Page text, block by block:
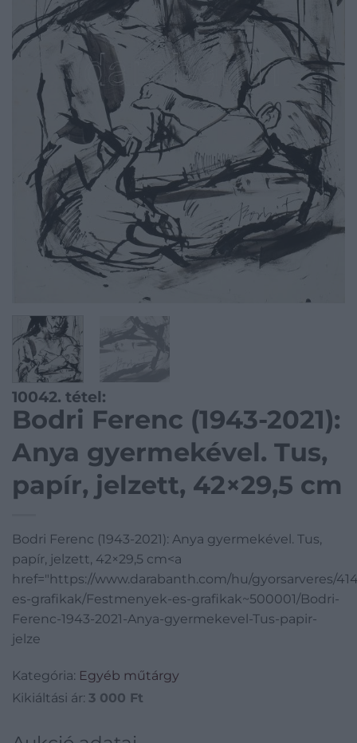
10042. tétel:
Bodri Ferenc (1943-2021):
Anya gyermekével. Tus,
papír, jelzett, 42×29,5 cm
Bodri Ferenc (1943-2021): Anya gyermekével. Tus,
papír, jelzett, 42×29,5 cm<a
href="https://www.darabanth.com/hu/gyorsarveres/
es-grafikak/Festmenyek-es-grafikak~500001/Bodri-
Ferenc-1943-2021-Anya-gyermekevel-Tus-papir-
jelze
Kategória: Egyéb műtárgy
Kikiáltási ár: 3 000 Ft